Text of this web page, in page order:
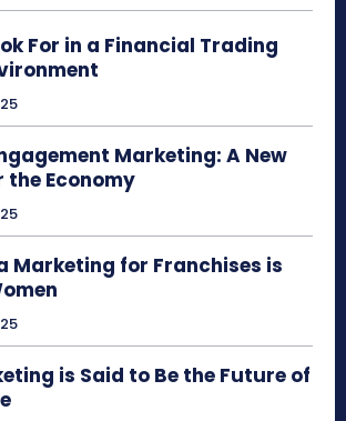
For in a Financial Trading
Marketing: A New
Economy
Marketing for Franchises is
is Said to Be the Future of